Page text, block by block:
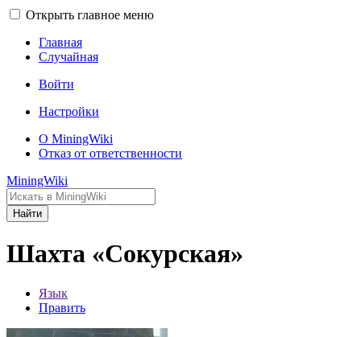
Открыть главное меню
Главная
Случайная
Войти
Настройки
О MiningWiki
Отказ от ответственности
MiningWiki
Найти
Шахта «Сокурская»
Язык
Править